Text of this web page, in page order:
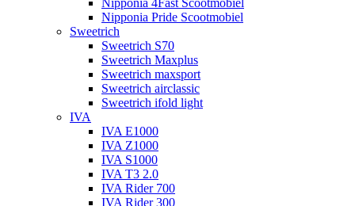
Nipponia Pride Scootmobiel
Sweetrich
Sweetrich S70
Sweetrich Maxplus
Sweetrich maxsport
Sweetrich airclassic
Sweetrich ifold light
IVA
IVA E1000
IVA Z1000
IVA S1000
IVA T3 2.0
IVA Rider 700
IVA Rider 300